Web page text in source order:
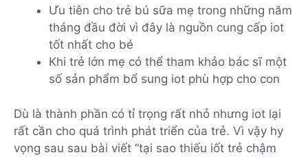
Ưu tiên cho trẻ bú sữa mẹ trong những năm
tháng đầu đời vì đây là nguồn cung cấp iot
tốt nhất cho bé
Khi trẻ lớn mẹ có thể tham khảo bác sĩ một
số sản phẩm bổ sung iot phù hợp cho con
Dù là thành phần có tỉ trọng rất nhỏ nhưng iot lại
rất cần cho quá trình phát triển của trẻ. Vì vậy hy
vọng sau sau bài viết ‘‘tại sao thiếu iốt trẻ chậm